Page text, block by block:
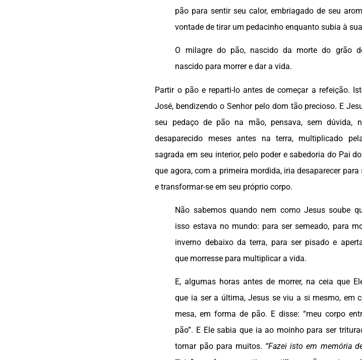
pão para sentir seu calor, embriagado de seu
vontade de tirar um pedacinho enquanto subia à
O milagre do pão, nascido da morte do grão
nascido para morrer e dar a vida.
Partir o pão e reparti-lo antes de começar a refeição.
José, bendizendo o Senhor pelo dom tão precioso. E
seu pedaço de pão na mão, pensava, sem dúvida,
desaparecido meses antes na terra, multiplicado
sagrada em seu interior, pelo poder e sabedoria do Pai
que agora, com a primeira mordida, iria desaparecer para
e transformar-se em seu próprio corpo.
Não sabemos quando nem como Jesus soube
isso estava no mundo: para ser semeado, para
inverno debaixo da terra, para ser pisado e
que morresse para multiplicar a vida.
E, algumas horas antes de morrer, na ceia que
que ia ser a última, Jesus se viu a si mesmo, em
mesa, em forma de pão. E disse: “meu corpo
pão”. E Ele sabia que ia ao moinho para ser
tornar pão para muitos. “Fazei isto em memória